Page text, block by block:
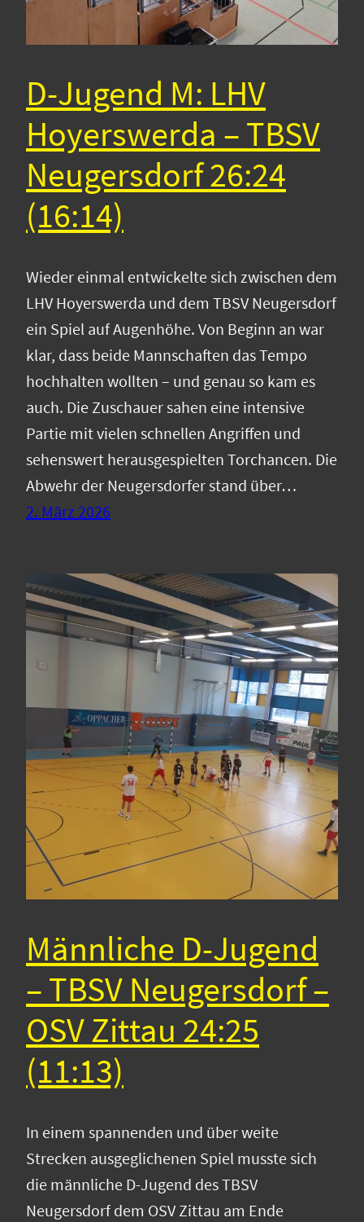
D-Jugend M: LHV
Hoyerswerda – TBSV
Neugersdorf 26:24
(16:14)
Wieder einmal entwickelte sich zwischen dem
LHV Hoyerswerda und dem TBSV Neugersdorf
ein Spiel auf Augenhöhe. Von Beginn an war
klar, dass beide Mannschaften das Tempo
hochhalten wollten – und genau so kam es
auch. Die Zuschauer sahen eine intensive
Partie mit vielen schnellen Angriffen und
sehenswert herausgespielten Torchancen. Die
Abwehr der Neugersdorfer stand über…
2. März 2026
Männliche D-Jugend
– TBSV Neugersdorf –
OSV Zittau 24:25
(11:13)
In einem spannenden und über weite
Strecken ausgeglichenen Spiel musste sich
die männliche D-Jugend des TBSV
Neugersdorf dem OSV Zittau am Ende